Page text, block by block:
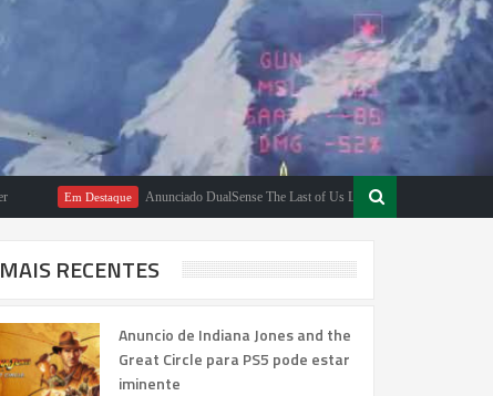
Em Destaque Anunciado DualSense The Last of Us Limited Edition
MAIS RECENTES
Anuncio de Indiana Jones and the
Great Circle para PS5 pode estar
iminente